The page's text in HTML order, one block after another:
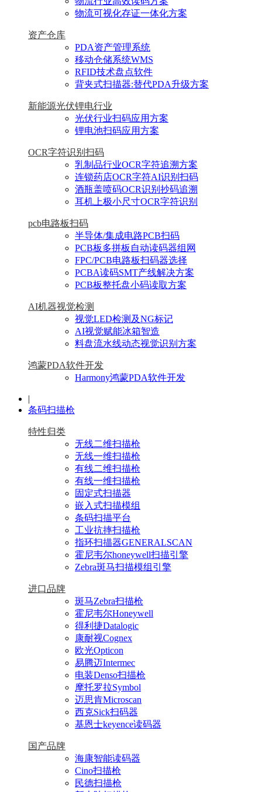
物流可视化存证一体化方案
资产仓库
PDA资产管理系统
移动仓储系统WMS
RFID技术盘点软件
背夹式扫描器:替代PDA升级方案
新能源光伏锂电行业
光伏行业扫码应用方案
锂电池扫码应用方案
OCR字符识别扫码
乳制品行业OCR字符追溯方案
连锁药店OCR字符AI识别扫码
酒瓶盖喷码OCR识别抄码追溯
耳机上极小尺寸OCR字符识别
pcb电路板扫码
半导体/集成电路PCB扫码
PCB板多拼板自动读码器组网
FPC/PCB电路板扫码器选择
PCBA读码SMT产线解决方案
PCB板整托盘小码读取方案
AI机器视觉检测
视觉LED检测及NG标记
AI视觉赋能冰箱智造
料盘流水线动态视觉识别方案
鸿蒙PDA软件开发
Harmony鸿蒙PDA软件开发
|
条码扫描枪
特性归类
无线二维扫描枪
无线一维扫描枪
有线二维扫描枪
有线一维扫描枪
固定式扫描器
嵌入式扫描模组
条码扫描平台
工业抗摔扫描枪
指环扫描器GENERALSCAN
霍尼韦尔honeywell扫描引擎
Zebra斑马扫描模组引擎
进口品牌
斑马Zebra扫描枪
霍尼韦尔Honeywell
得利捷Datalogic
康耐视Cognex
欧光Opticon
易腾迈Intermec
电装Denso扫描枪
摩托罗拉Symbol
迈思肯Microscan
西克Sick扫码器
基恩士keyence读码器
国产品牌
海康智能读码器
Cino扫描枪
民德扫描枪